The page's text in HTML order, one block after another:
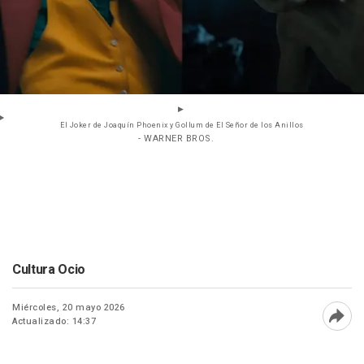
El Joker de Joaquín Phoenix y Gollum de El Señor de los Anillos
- WARNER BROS.
Cultura Ocio
Miércoles, 20 mayo 2026
Actualizado: 14:37